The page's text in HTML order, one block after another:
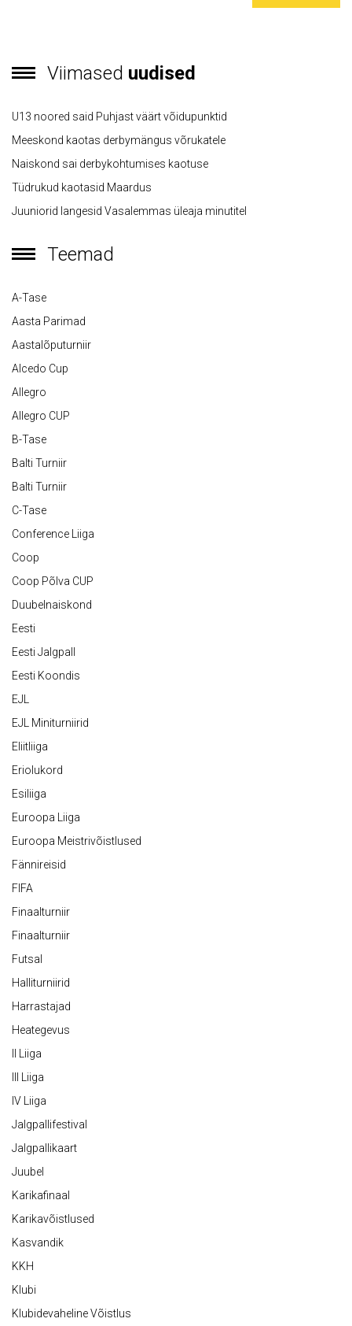
Viimased uudised
U13 noored said Puhjast väärt võidupunktid
Meeskond kaotas derbymängus võrukatele
Naiskond sai derbykohtumises kaotuse
Tüdrukud kaotasid Maardus
Juuniorid langesid Vasalemmas üleaja minutitel
Teemad
A-Tase
Aasta Parimad
Aastalõputurniir
Alcedo Cup
Allegro
Allegro CUP
B-Tase
Balti Turniir
Balti Turniir
C-Tase
Conference Liiga
Coop
Coop Põlva CUP
Duubelnaiskond
Eesti
Eesti Jalgpall
Eesti Koondis
EJL
EJL Miniturniirid
Eliitliiga
Eriolukord
Esiliiga
Euroopa Liiga
Euroopa Meistrivõistlused
Fännireisid
FIFA
Finaalturniir
Finaalturniir
Futsal
Halliturniirid
Harrastajad
Heategevus
II Liiga
III Liiga
IV Liiga
Jalgpallifestival
Jalgpallikaart
Juubel
Karikafinaal
Karikavõistlused
Kasvandik
KKH
Klubi
Klubidevaheline Võistlus